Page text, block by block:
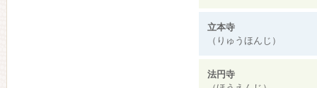
立本寺
（りゅうほんじ）
法円寺